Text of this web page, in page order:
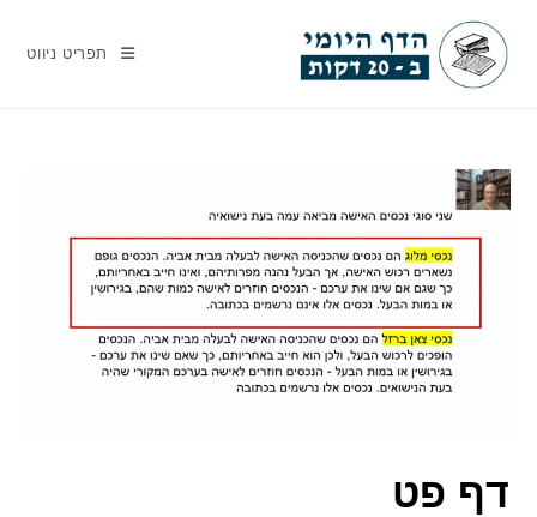
content
תפריט ניווט
דף פט